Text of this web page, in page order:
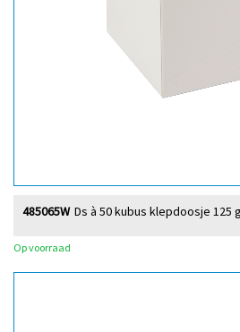
Ds à 50 kubus klepdoosje 125
485065W
Op voorraad